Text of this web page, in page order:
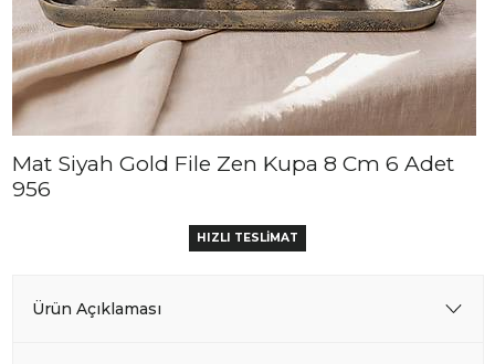
Mat Siyah Gold File Zen Kupa 8 Cm 6 Adet
956
HIZLI TESLİMAT
Ürün Açıklaması